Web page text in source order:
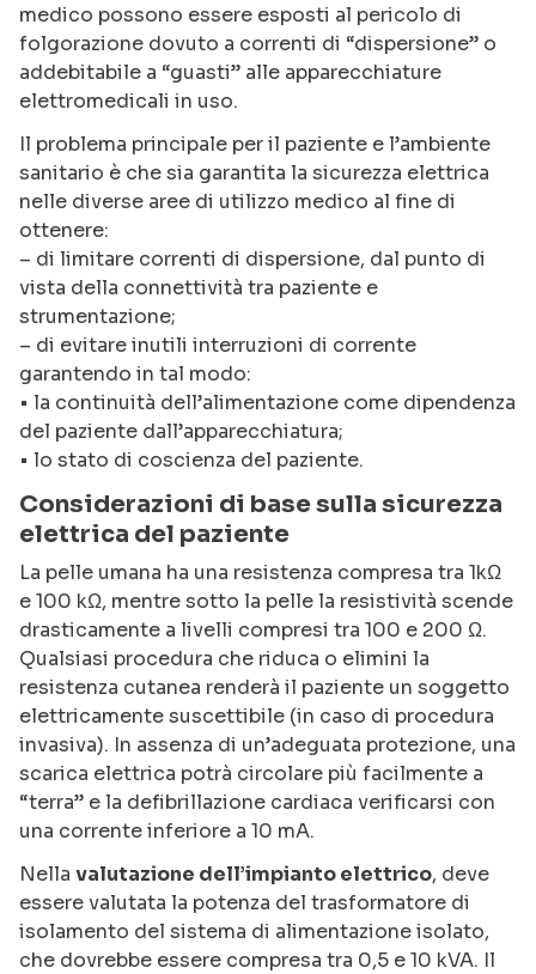
medico possono essere esposti al pericolo di
folgorazione dovuto a correnti di “dispersione” o
addebitabile a “guasti” alle apparecchiature
elettromedicali in uso.
Il problema principale per il paziente e l’ambiente
sanitario è che sia garantita la sicurezza elettrica
nelle diverse aree di utilizzo medico al fine di
ottenere:
– di limitare correnti di dispersione, dal punto di
vista della connettività tra paziente e
strumentazione;
– di evitare inutili interruzioni di corrente
garantendo in tal modo:
• la continuità dell’alimentazione come dipendenza
del paziente dall’apparecchiatura;
• lo stato di coscienza del paziente.
Considerazioni di base sulla sicurezza
elettrica del paziente
La pelle umana ha una resistenza compresa tra 1kΩ
e 100 kΩ, mentre sotto la pelle la resistività scende
drasticamente a livelli compresi tra 100 e 200 Ω.
Qualsiasi procedura che riduca o elimini la
resistenza cutanea renderà il paziente un soggetto
elettricamente suscettibile (in caso di procedura
invasiva). In assenza di un’adeguata protezione, una
scarica elettrica potrà circolare più facilmente a
“terra” e la defibrillazione cardiaca verificarsi con
una corrente inferiore a 10 mA.
Nella valutazione dell’impianto elettrico, deve
essere valutata la potenza del trasformatore di
isolamento del sistema di alimentazione isolato,
che dovrebbe essere compresa tra 0,5 e 10 kVA. Il